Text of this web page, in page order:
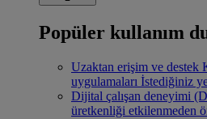
Popüler kullanım
Uzaktan erişim ve destek
uygulamaları İstediğiniz
Dijital çalışan deneyimi
üretkenliği etkilenmeden